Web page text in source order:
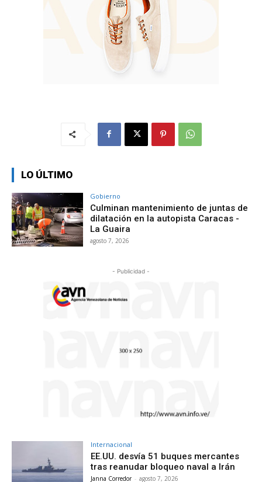
LO ÚLTIMO
Gobierno
Culminan mantenimiento de juntas de
dilatación en la autopista Caracas -
La Guaira
agosto 7, 2026
- Publicidad -
Internacional
EE.UU. desvía 51 buques mercantes
tras reanudar bloqueo naval a Irán
Janna Corredor - agosto 7, 2026